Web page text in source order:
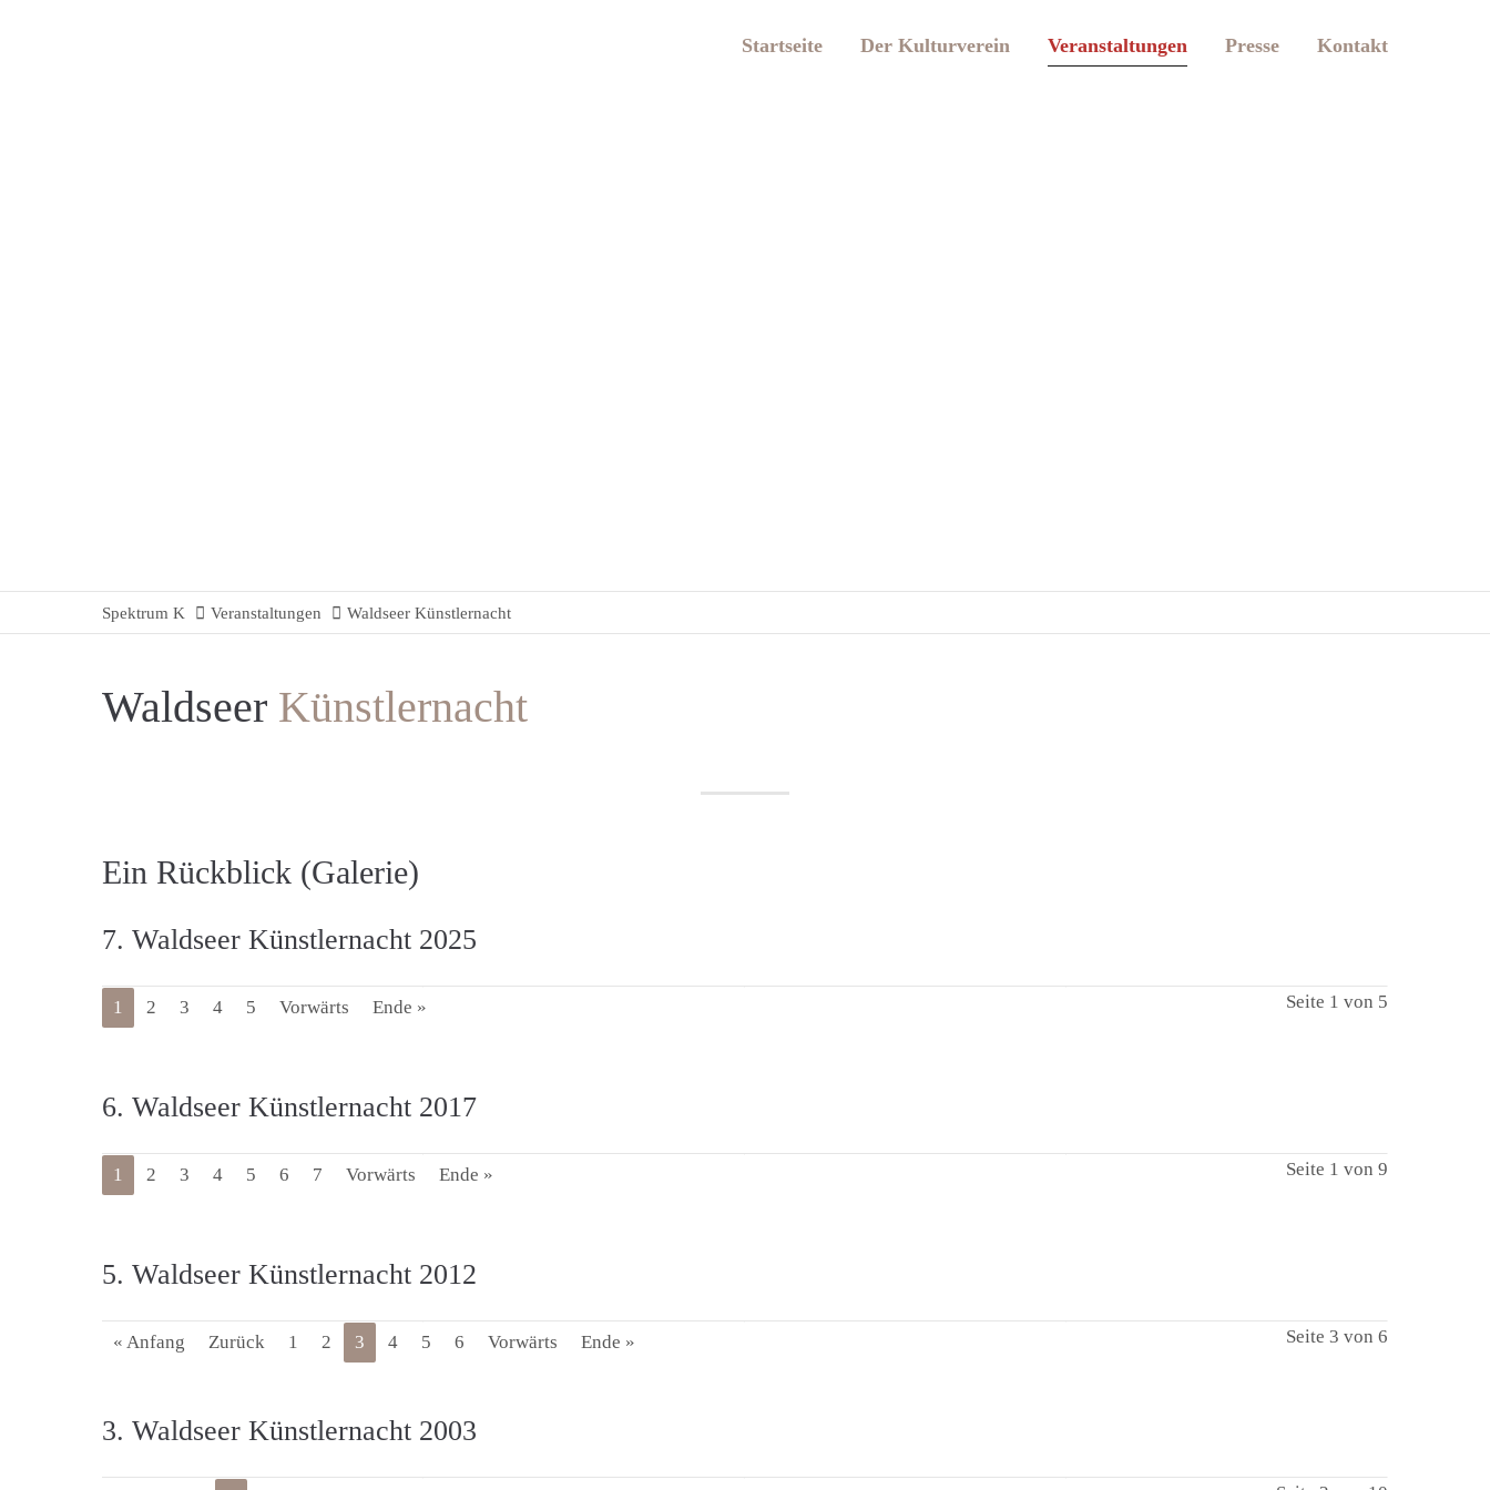
Startseite Der Kulturverein Veranstaltungen Presse Kontakt
Spektrum K Veranstaltungen Waldseer Künstlernacht
Waldseer Künstlernacht
Ein Rückblick (Galerie)
7. Waldseer Künstlernacht 2025
Seite 1 von 5
1 2 3 4 5 Vorwärts Ende »
6. Waldseer Künstlernacht 2017
Seite 1 von 9
1 2 3 4 5 6 7 Vorwärts Ende »
5. Waldseer Künstlernacht 2012
Seite 3 von 6
« Anfang Zurück 1 2 3 4 5 6 Vorwärts Ende »
3. Waldseer Künstlernacht 2003